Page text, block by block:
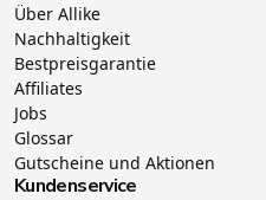
Über Allike
Nachhaltigkeit
Bestpreisgarantie
Affiliates
Jobs
Glossar
Gutscheine und Aktionen
Kundenservice